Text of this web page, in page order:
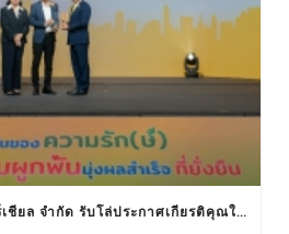
บริษัท อัลติเมท คอมเมอร์เชียล จำกัด รับโล่ประกาศเกียรติคุณในงานครบรอบ 30 ปีฉลากประหยัดไฟฟ้าเบอร์ 5